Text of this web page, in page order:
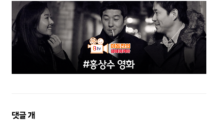
댓
댓글개